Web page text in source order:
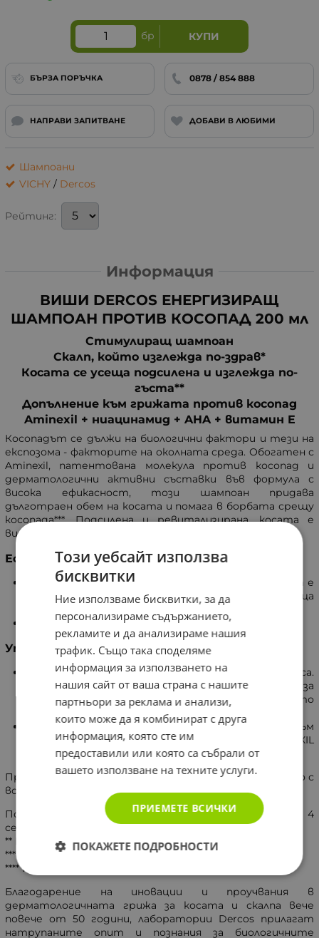
бр КУПИ
БЪРЗА ПОРЪЧКА 0878 / 854 888
НАПРАВИ ЗАПИТВАНЕ ДОБАВИ В ЛЮБИМИ
Шампоани
VICHY / Dercos
Рейтинг:
Информация
ВИШИ DERCOS ЕНЕРГИЗИРАЩ
ШАМПОАН ПРОТИВ КОСОПАД 200 мл
Стимулиращ шампоан
Скалп, който изглежда по-здрав*
Косата се усеща подсилена и изглежда по-
гъста**
Допълнение към грижата против косопад
Aminexil + ниацинамид + AHA + витамин E
Косопадът се дължи на биологични фактори и тези на
експозома - факторите на околната среда. Обогатен с
Aminexil, патентована молекула против косопад и
дерматологични активни съставки във формула с
висока ефикасност, този шампоан придава
дълготраен обем на косата и помага в борбата срещу
косопада***. Подсилена и ревитализирана, косата е
видимо по-силна от корените до върха.
Ефикасност
Скалпът е детоксикиран от корените. Косъмът е
подсилен с +47%** и отново възвръща
24 часа дълготраен обем с +19% повече коса****.
Употреба
Нанесете върху скалпа и мократа коса.
Масажирайте нежно в продължение на 1 минута, за
да се активира микроциркулацията, след което
изплакнете.
Този шампоан е идеалното допълнение към
грижата против косопад DERCOS AMINEXIL
CLINICAL 5 за МЪЖЕ и ЖЕНИ.
При контакт с очите, изплакнете незабавно и обилно с
вода.
Потребителски тест върху 75 потребители – 4
седмици употреба - Полша.
** Инструментален тест след 5 употреби.
*** Поради накъсване.
**** Инструментален тест.
Благодарение на иновации и проучвания в
дерматологичната грижа за косата и скалпа вече
повече от 50 години, лаборатории Dercos прилагат
натрупаните опит и познания за биологичните
Този уебсайт използва
бисквитки
Ние използваме бисквитки, за да
персонализираме съдържанието,
рекламите и да анализираме нашия
трафик. Също така споделяме
информация за използването на
нашия сайт от ваша страна с нашите
партньори за реклама и анализи,
които може да я комбинират с друга
информация, която сте им
предоставили или която са събрали от
вашето използване на техните услуги.
ПРИЕМЕТЕ ВСИЧКИ
ПОКАЖЕТЕ ПОДРОБНОСТИ